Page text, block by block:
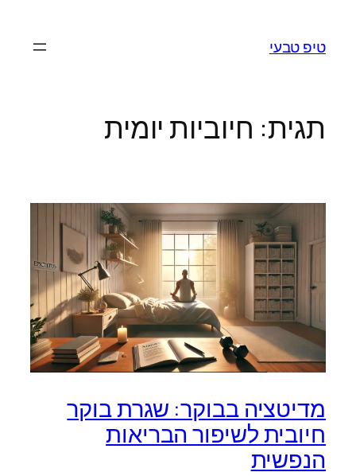
טיפ טבעי
תגית: חיוביות יומית
מדיטציה בבוקר: שגרת בוקר
חיובית לשיפור הבריאות
הנפשית